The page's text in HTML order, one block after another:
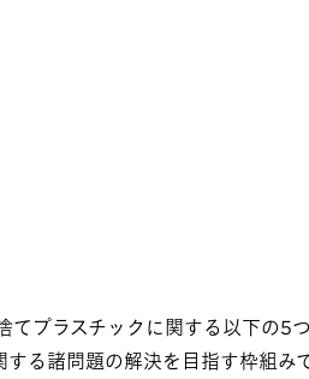
てプラスチックに関する以下の5
る諸問題の解決を目指す枠組み